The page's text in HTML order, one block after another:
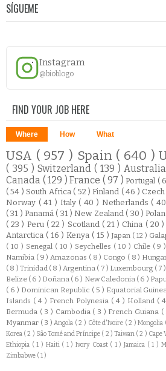
SÍGUEME
Instagram
@bioblogo
FIND YOUR JOB HERE
Where How What
USA ( 957 ) Spain ( 640 )
( 395 ) Switzerland ( 139 ) Australia
Canada ( 129 )France ( 97 )Portugal (
( 54 ) South Africa ( 52 )Finland ( 46 )
Norway ( 41 ) Italy ( 40 ) Netherlands (
( 31 )Panamá ( 31 ) New Zealand ( 30 )
( 23 ) Peru ( 22 ) Scotland ( 21 ) China ( 20 )
Antarctica ( 16 ) Kenya ( 15 ) Japan ( 12 )
( 10 ) Senegal ( 10 ) Seychelles ( 10 ) Chile ( 9 )
Namibia ( 9 ) Amazonas ( 8 ) Congo ( 8 )
( 8 ) Trinidad ( 8 ) Argentina ( 7 ) Luxembourg ( 7 )
Belize ( 6 ) Doñana ( 6 ) New Caledonia ( 6 )
( 6 ) Dominican Republic ( 5 ) Equatorial Guinea
Islands ( 4 ) French Polynesia ( 4 ) Holland (
Bermuda ( 3 ) Cambodia ( 3 ) French Guiana (
Myanmar ( 3 ) Angola ( 2 ) Côte d'Ivoire ( 2 )Mongolia
Korea ( 2 ) São Tomé and Príncipe ( 2 ) Taiwan ( 2 ) Cape
Ethiopia ( 1 ) Haiti ( 1 ) Ivory Coast ( 1 )Jamaica ( 1 )
Zimbabwe ( 1 )